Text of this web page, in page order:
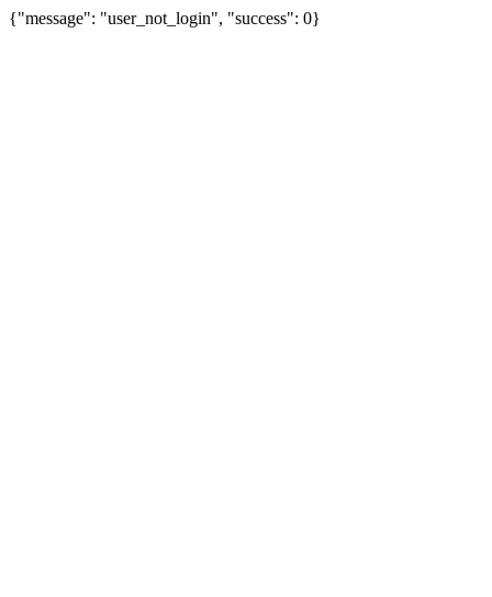
{"message": "user_not_login", "success": 0}